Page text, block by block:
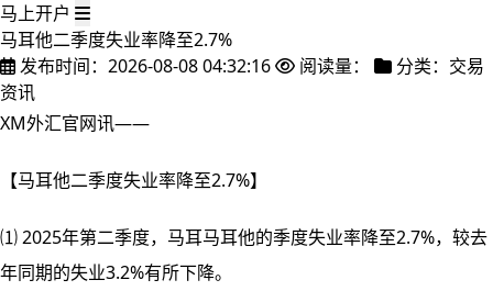
马上开户
马耳他二季度失业率降至2.7%
发布时间：2026-08-08 04:32:16
阅读量：
分类：交易
资讯
XM外汇官网讯——
【马耳他二季度失业率降至2.7%】
⑴ 2025年第二季度，马耳马耳他的季度失业率降至2.7%，较去
年同期的失业3.2%有所下降。